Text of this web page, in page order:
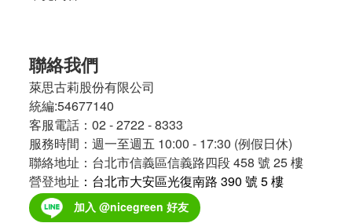
聯絡我們
萊思古莉股份有限公司
統編:54677140
客服電話：02 - 2722 - 8333
服務時間：週一至週五 10:00 - 17:30 (例假日休)
聯絡地址：台北市信義區信義路四段 458 號 25 樓
營登地址 ：台北市大安區光復南路 390 號 5 樓
加入 @nicegreen 好友